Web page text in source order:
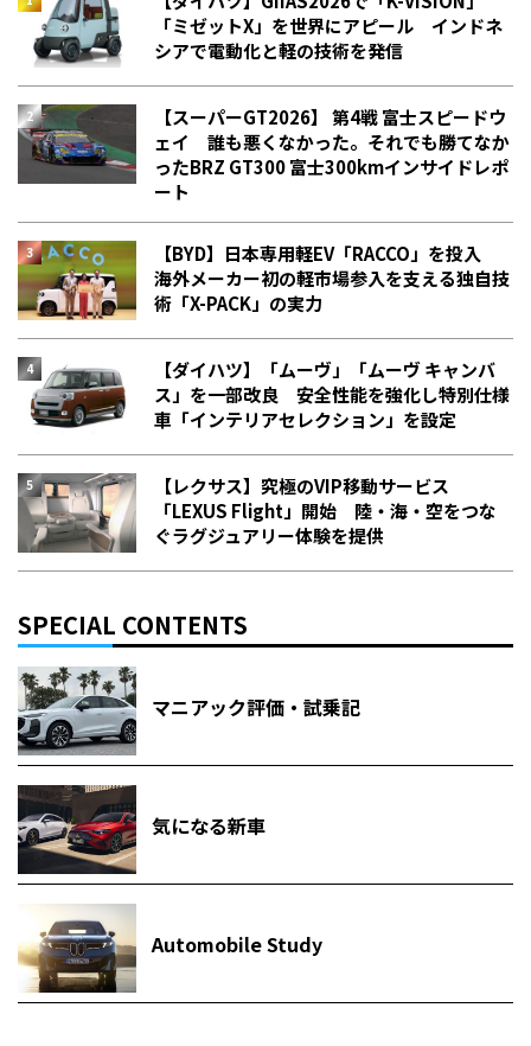
「ミゼットX」を世界にアピール インドネ
シアで電動化と軽の技術を発信
【スーパーGT2026】 第4戦 富士スピードウ
ェイ 誰も悪くなかった。それでも勝てなか
った――BRZ GT300 富士300kmインサイドレポ
ート
【BYD】日本専用軽EV「RACCO」を投入
海外メーカー初の軽市場参入を支える独自技
術「X-PACK」の実力
【ダイハツ】「ムーヴ」「ムーヴ キャンバ
ス」を一部改良 安全性能を強化し特別仕様
車「インテリアセレクション」を設定
【レクサス】究極のVIP移動サービス
「LEXUS Flight」開始 陸・海・空をつな
ぐラグジュアリー体験を提供
SPECIAL CONTENTS
マニアック評価・試乗記
気になる新車
Automobile Study